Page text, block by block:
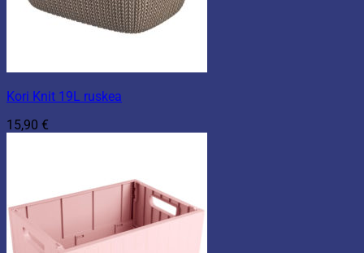
Kori Knit 19L ruskea
15,90 €